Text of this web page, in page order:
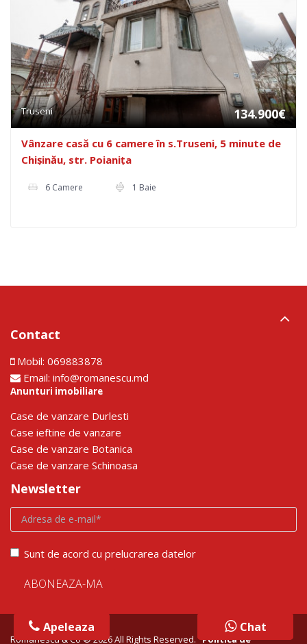
Truseni 134.900€
Vânzare casă cu 6 camere în s.Truseni, 5 minute de
Chișinău, str. Poianița
6 Camere 1 Baie
Apeleaza Chat
Chat
Contact
Mobil: 069883878
Email: info@romanescu.md
Anunturi imobiliare
Сase de vanzare Durlesti
Сase ieftine de vanzare
Сase de vanzare Botanica
Сase de vanzare Schinoasa
Newsletter
Sunt de acord cu prelucrarea datelor
Romanescu & Co © 2026 All Rights Reserved.Politica de